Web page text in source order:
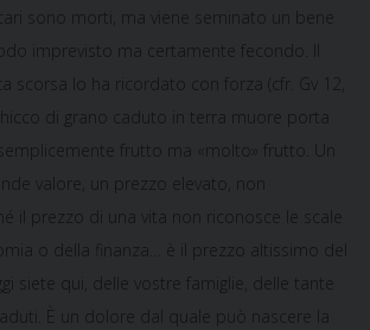
sono morti, ma viene seminato un bene
imprevisto ma certamente fecondo. Il
scorsa lo ha ricordato con forza (cfr. Gv 12,
di grano caduto in terra muore porta
frutto ma «molto» frutto. Un
valore, un prezzo elevato, non
il prezzo di una vita non riconosce le scale
o della finanza… è il prezzo altissimo del
siete qui, delle vostre famiglie, delle tante
È un dolore dal quale può nascere la